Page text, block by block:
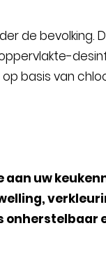
de bevolking.
basis van
uw
onherstelbaar